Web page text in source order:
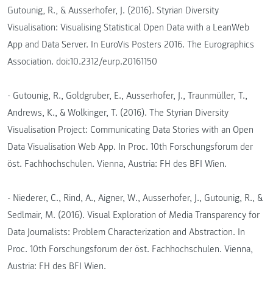
Gutounig, R., & Ausserhofer, J. (2016). Styrian Diversity
Visualisation: Visualising Statistical Open Data with a LeanWeb
App and Data Server. In EuroVis Posters 2016. The Eurographics
Association. doi:10.2312/eurp.20161150
- Gutounig, R., Goldgruber, E., Ausserhofer, J., Traunmüller, T.,
Andrews, K., & Wolkinger, T. (2016). The Styrian Diversity
Visualisation Project: Communicating Data Stories with an Open
Data Visualisation Web App. In Proc. 10th Forschungsforum der
öst. Fachhochschulen. Vienna, Austria: FH des BFI Wien.
- Niederer, C., Rind, A., Aigner, W., Ausserhofer, J., Gutounig, R., &
Sedlmair, M. (2016). Visual Exploration of Media Transparency for
Data Journalists: Problem Characterization and Abstraction. In
Proc. 10th Forschungsforum der öst. Fachhochschulen. Vienna,
Austria: FH des BFI Wien.